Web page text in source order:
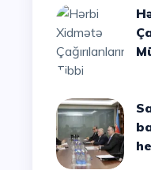
Hərbi Xidmətə
Sahil Babayev R.S.Santoun